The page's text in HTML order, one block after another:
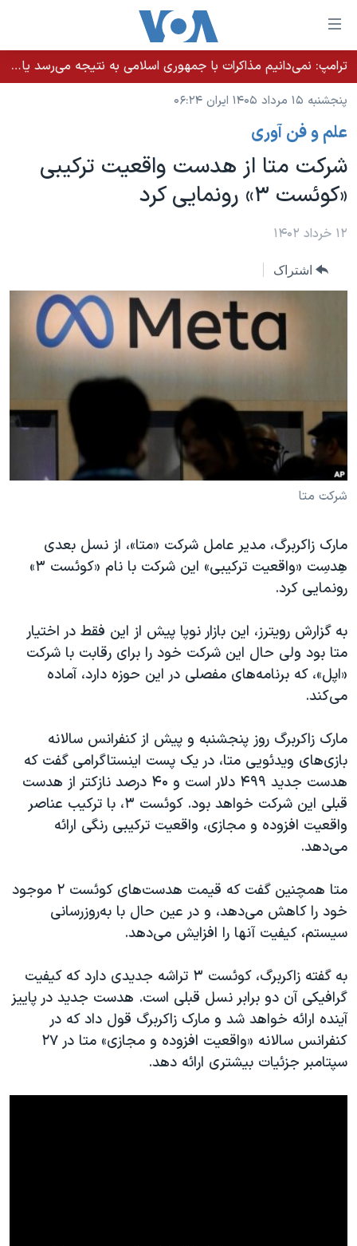
لینکهای
قابل
دسترسی
جهش
محتوای
اصلی
جهش
به
صفحه
جهش
به
خانه
نسخه سبک وب‌سایت
موضوع ها
ایران
آمریکا
جهان
ویژه برنامه‌ها
حقوق شهروندی
اقتصادی
علم و فناوری
آرشیو پخش زنده
برنامه های تلویزیونی
جدول برنامه ها
صفحه‌های ویژه
بایگانی برنامه‌های تلویزیونی
انتخابات ریاست جمهوری آمریکا ۲۰۲۴
حمله جمهوری اسلامی به اسرائیل
رمز مهسا
مجموعه مستندهای دادخواهی
تریبونال مردمی آبان ۹۸
چهل سال گروگان‌گیری
قانون شفافیت دارائی کادر رهبری ایران
اعتراضات مردمی آبان ۹۸
نرگس محمدی برنده جایزه نوبل صلح
همایش محافظه‌کاران آمریکا «سی‌پک»
صفحه‌های ویژه
سفر پرزیدنت ترامپ به چین
فرکانس‌های صدای آمریکا
پخش رادیویی
یادگیری زبان انگلیسی
زبانهای مختلف
ترامپ: نمی‌دانیم مذاکرات با جمهوری اسلامی به نتیجه می‌رسد یا نه؛ اگر لازم باشد آمریکا آماده اقدام است
پنجشنبه ۱۵ مرداد ۱۴۰۵ ایران ۰۶:۲۴
علم و فن آوری
شرکت متا از هدست واقعیت ترکیبی
«کوئست ۳» رونمایی کرد
۱۲ خرداد ۱۴۰۲
اشتراک
شرکت متا
مارک زاکربرگ، مدیر عامل شرکت «متا»، از نسل بعدی
هِدسِت «واقعیت ترکیبی» این شرکت با نام «کوئست ۳»
رونمایی کرد.
به گزارش رویترز، این بازار نوپا پیش از این فقط در اختیار
متا بود ولی حال این شرکت خود را برای رقابت با شرکت
«اپل»، که برنامه‌های مفصلی در این حوزه دارد، آماده
می‌کند.
مارک زاکربرگ روز پنجشنبه و پیش از کنفرانس سالانه
بازی‌های ویدئویی متا، در یک پست اینستاگرامی گفت که
هدست جدید ۴۹۹ دلار است و ۴۰ درصد نازکتر از هدست
قبلی این شرکت خواهد بود. کوئست ۳، با ترکیب عناصر
واقعیت افزوده و مجازی، واقعیت ترکیبی رنگی ارائه
می‌دهد.
متا همچنین گفت که قیمت هدست‌های کوئست ۲ موجود
خود را کاهش می‌دهد، و در عین حال با به‌روزرسانی
سیستم، کیفیت آنها را افزایش می‌دهد.
به گفته زاکربرگ، کوئست ۳ تراشه جدیدی دارد که کیفیت
گرافیکی آن دو برابر نسل قبلی است. هدست جدید در پاییز
آینده ارائه خواهد شد و مارک زاکربرگ قول داد که در
کنفرانس سالانه «واقعیت افزوده و مجازی» متا در ۲۷
سپتامبر جزئیات بیشتری ارائه دهد.